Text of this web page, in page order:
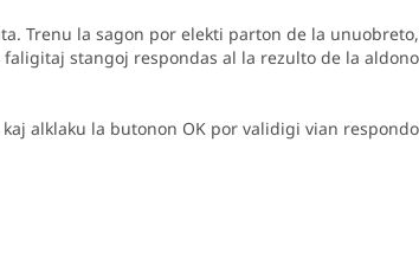
Trenu la sagon por elekti parton de la
stangoj respondas al la rezulto de la
alklaku la butonon OK por validigi vian